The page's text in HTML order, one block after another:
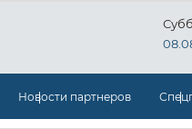
Новости партнеров